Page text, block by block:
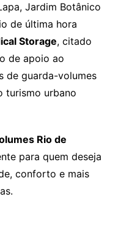
Jardim Botânico
de última hora
Storage, citado
de apoio ao
de guarda-volumes
turismo urbano
Rio de
para quem deseja
conforto e mais